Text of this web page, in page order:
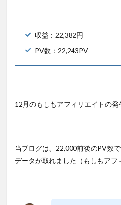
収益：22,382円
PV数：22,243PV
12月のもしもアフィリエイトの発
当ブログは、22,000前後のPV数
データが取れました（もしもアフ